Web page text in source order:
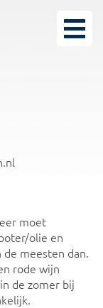
moet
olie en
meesten dan.
rode wijn
de zomer bij